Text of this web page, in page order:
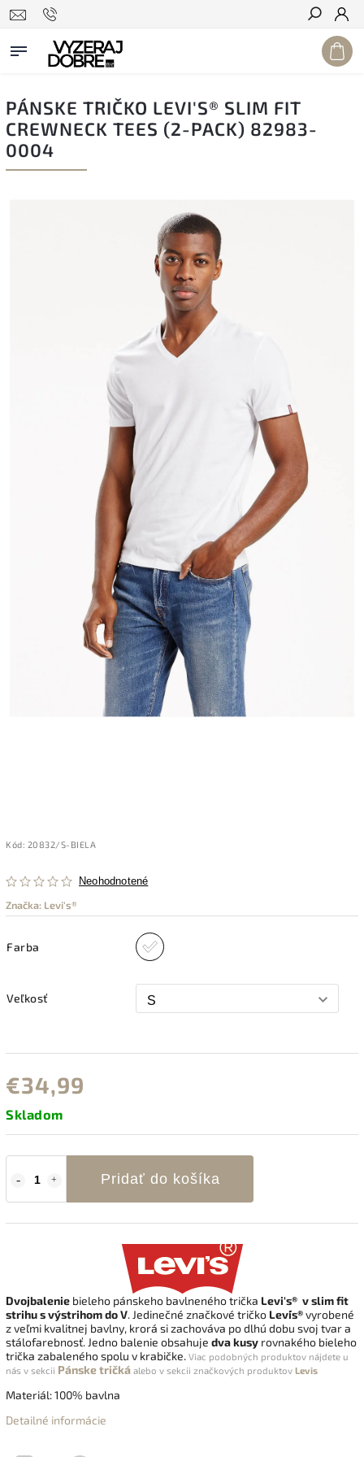
Hľadať
PÁNSKE TRIČKO LEVI'S® SLIM FIT
CREWNECK TEES (2-PACK) 82983-
0004
Kód: 20832/S-BIELA
Neohodnotené
Značka: Levi's®
Farba
Veľkosť
€34,99
Skladom
Pridať do košíka
Dvojbalenie bieleho pánskeho bavlneného trička Levi's® v slim fit
strihu s výstrihom do V. Jedinečné značkové tričko Levi´s®vyrobené
z veľmi kvalitnej bavlny, krorá si zachováva po dlhú dobu svoj tvar a
stálofarebnosť. Jedno balenie obsahuje dva kusy rovnakého bieleho
trička zabaleného spolu v krabičke. Viac podobných produktov nájdete u
nás v sekcii Pánske tričká alebo v sekcii značkových produktov Levis
Materiál: 100% bavlna
Detailné informácie